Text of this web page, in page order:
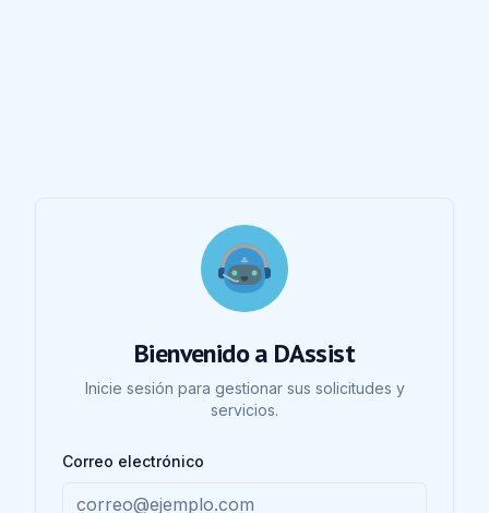
Bienvenido a DAssist
Inicie sesión para gestionar sus solicitudes y
servicios.
Correo electrónico